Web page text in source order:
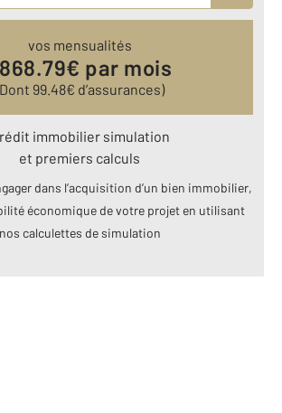
vos mensualités
2868.79€ par mois
99.48€ d’assurances)
immobilier simulation
et premiers calculs
dans l’acquisition d’un bien immobilier,
économique de votre projet en utilisant
nos calculettes de simulation